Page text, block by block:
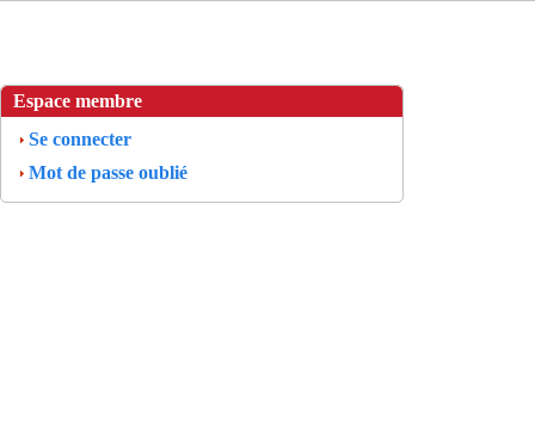
Espace membre
Se connecter
Mot de passe oublié